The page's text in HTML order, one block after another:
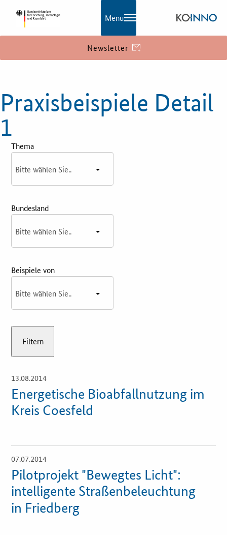
Navigation
Aktuelles
Publikationen
Netzwerk
Förderprogramme
Weitere Informationen
Kontakt
Öffentliche Auftraggeber
Innovative Beschaffung
E-Learning
Fristenassistent
KOINNOvationsplatz
Menu
Newsletter
Praxisbeispiele Detail
1
Thema
Bundesland
Beispiele von
13.08.2014
Energetische Bioabfallnutzung im
Kreis Coesfeld
Öffnet
Einzelsicht
07.07.2014
Pilotprojekt "Bewegtes Licht":
intelligente Straßenbeleuchtung
in Friedberg
Öffnet
Einzelsicht